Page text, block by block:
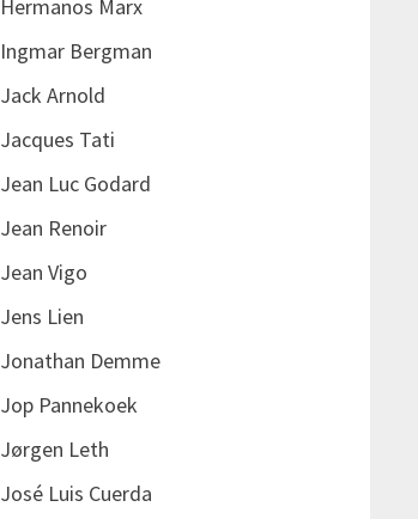
Hermanos Marx
Ingmar Bergman
Jack Arnold
Jacques Tati
Jean Luc Godard
Jean Renoir
Jean Vigo
Jens Lien
Jonathan Demme
Jop Pannekoek
Jørgen Leth
José Luis Cuerda